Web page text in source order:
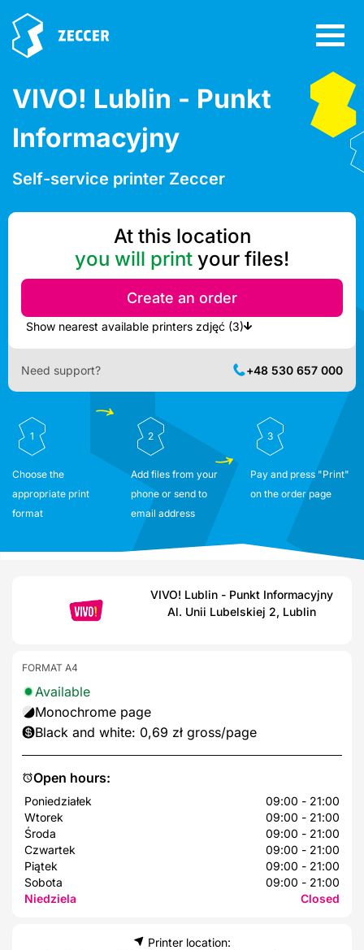
VIVO! Lublin - Punkt
Informacyjny
Self-service printer Zeccer
At this location
you will print your files!
Create an order
Show nearest available printers zdjęć (3)
Need support? +48 530 657 000
1
Choose the
appropriate print
format
2
Add files from your
phone or send to
email address
3
Pay and press "Print"
on the order page
VIVO! Lublin - Punkt Informacyjny
Al. Unii Lubelskiej 2, Lublin
Open hours:
Poniedziałek
09:00 - 21:00
Wtorek
09:00 - 21:00
Środa
09:00 - 21:00
Czwartek
09:00 - 21:00
Piątek
09:00 - 21:00
Sobota
09:00 - 21:00
Niedziela
Closed
FORMAT A4
Available
Monochrome page
Black and white: 0,69 zł gross/page
Printer location: